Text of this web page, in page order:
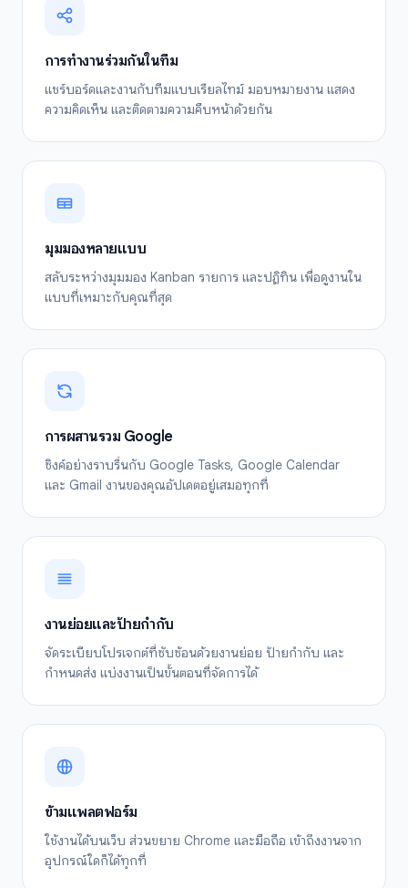
การทำงานร่วมกันในทีม
แชร์บอร์ดและงานกับทีมแบบเรียลไทม์ มอบหมายงาน แสดง
ความคิดเห็น และติดตามความคืบหน้าด้วยกัน
มุมมองหลายแบบ
สลับระหว่างมุมมอง Kanban รายการ และปฏิทิน เพื่อดูงานใน
แบบที่เหมาะกับคุณที่สุด
การผสานรวม Google
ซิงค์อย่างราบรื่นกับ Google Tasks, Google Calendar
และ Gmail งานของคุณอัปเดตอยู่เสมอทุกที่
งานย่อยและป้ายกำกับ
จัดระเบียบโปรเจกต์ที่ซับซ้อนด้วยงานย่อย ป้ายกำกับ และ
กำหนดส่ง แบ่งงานเป็นขั้นตอนที่จัดการได้
ข้ามแพลตฟอร์ม
ใช้งานได้บนเว็บ ส่วนขยาย Chrome และมือถือ เข้าถึงงานจาก
อุปกรณ์ใดก็ได้ทุกที่